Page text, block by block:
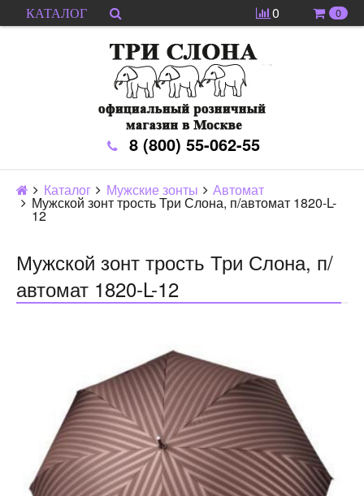
КАТАЛОГ 0 0
8 (800) 55-062-55
Каталог Мужские зонты Автомат
Мужской зонт трость Три Слона, п/автомат 1820-L-
12
Мужской зонт трость Три Слона, п/
автомат 1820-L-12